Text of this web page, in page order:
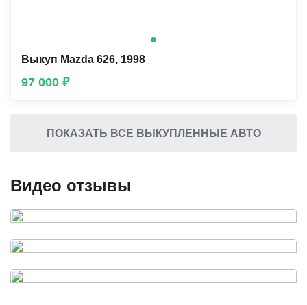
Выкуп Mazda 626, 1998
97 000 ₽
ПОКАЗАТЬ ВСЕ ВЫКУПЛЕННЫЕ АВТО
Видео отзывы